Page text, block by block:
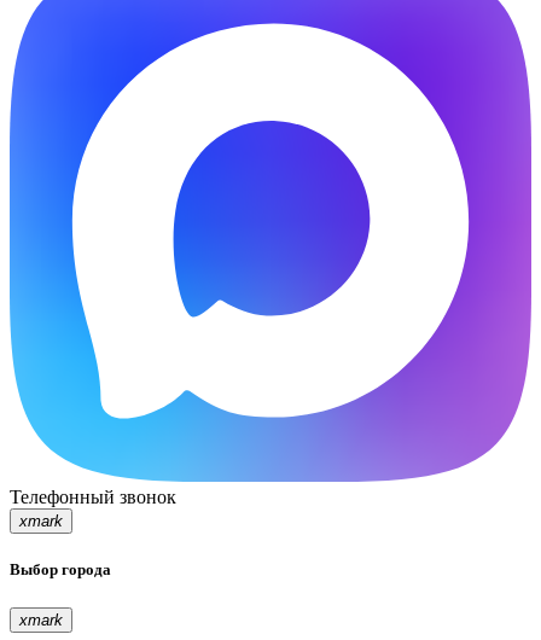
Телефонный звонок
xmark
Выбор города
xmark